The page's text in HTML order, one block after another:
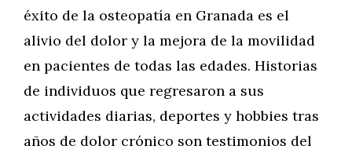
éxito de la osteopatía en Granada es el
alivio del dolor y la mejora de la movilidad
en pacientes de todas las edades. Historias
de individuos que regresaron a sus
actividades diarias, deportes y hobbies tras
años de dolor crónico son testimonios del